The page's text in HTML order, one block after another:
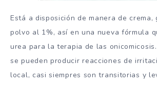
Está a disposición de manera de crema,
polvo al 1%, así en una nueva fórmula
urea para la terapia de las
se pueden producir reacciones de
local, casi siempres son transitorias y